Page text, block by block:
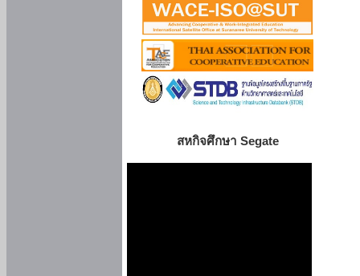
สหกิจศึกษา Segate